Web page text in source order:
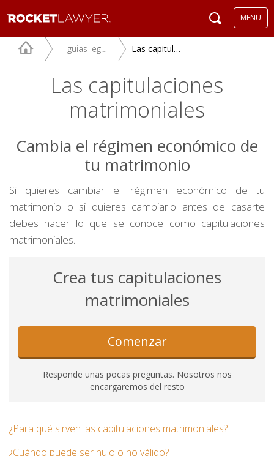
MENU
guias legales Las capitulaciones matrimoniales
Las capitulaciones
matrimoniales
Cambia el régimen económico de
tu matrimonio
Si quieres cambiar el régimen económico de tu
matrimonio o si quieres cambiarlo antes de casarte
debes hacer lo que se conoce como capitulaciones
matrimoniales.
Crea tus capitulaciones
matrimoniales
Comenzar
Responde unas pocas preguntas. Nosotros nos
encargaremos del resto
¿Para qué sirven las capitulaciones matrimoniales?
¿Cuándo puede ser nulo o no válido?